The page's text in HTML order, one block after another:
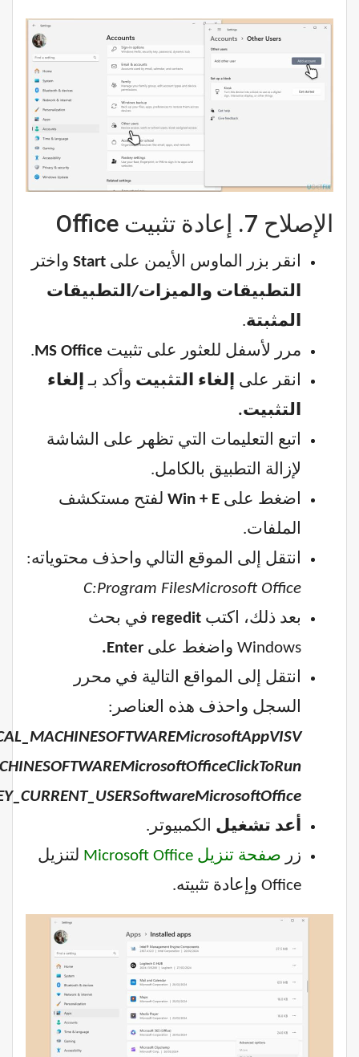
الإصلاح 7. إعادة تثبيت Office
انقر بزر الماوس الأيمن على Start واختر
التطبيقات والميزات/التطبيقات
المثبتة.
مرر لأسفل للعثور على تثبيت MS Office
.
انقر على
إلغاء التثبيت وأكد بـ إلغاء
التثبيت.
اتبع التعليمات التي تظهر على الشاشة
لإزالة التطبيق بالكامل.
اضغط على Win + E لفتح مستكشف
الملفات.
انتقل إلى الموقع التالي واحذف محتوياته:
C:Program FilesMicrosoft Office
بعد ذلك، اكتب regedit في بحث
Windows واضغط على
Enter.
انتقل إلى المواقع التالية في محرر
السجل واحذف هذه العناصر:
أعد تشغيل الكمبيوتر.
زر صفحة تنزيل Microsoft Office
لتنزيل
Office وإعادة تثبيته.